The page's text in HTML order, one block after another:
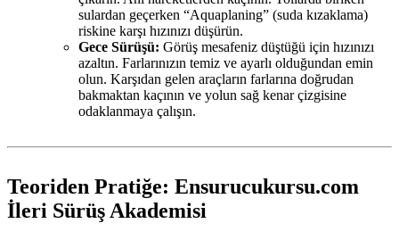
sulardan geçerken “Aquaplaning” (suda kızaklama)
riskine karşı hızınızı düşürün.
Gece Sürüşü: Görüş mesafeniz düştüğü için hızınızı
azaltın. Farlarınızın temiz ve ayarlı olduğundan emin
olun. Karşıdan gelen araçların farlarına doğrudan
bakmaktan kaçının ve yolun sağ kenar çizgisine
odaklanmaya çalışın.
Teoriden Pratiğe: Ensurucukursu.com
İleri Sürüş Akademisi